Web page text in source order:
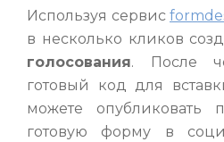
Используя сервис
в несколько кликов
голосования. После
готовый код для
можете опубликовать
готовую форму в